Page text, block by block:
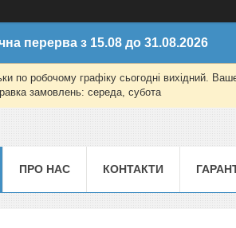
перерва з 15.08 до 31.08.2026
по робочому графіку сьогодні вихідний.
замовлень: середа, субота
ПРО НАС КОНТАКТИ